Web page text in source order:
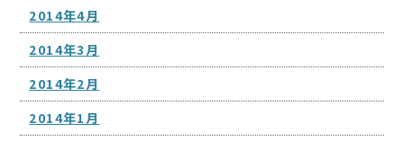
2014年4月
2014年3月
2014年2月
2014年1月